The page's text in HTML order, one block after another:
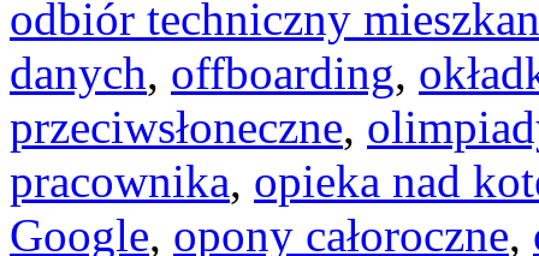
odbiór techniczny
danych, offboarding,
przeciwsłoneczne,
pracownika, opieka nad
Google, opony całoroczne,